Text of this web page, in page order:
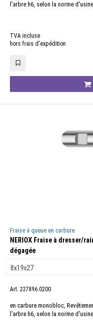
l'arbre h6, selon la norme
TVA incluse
hors frais d'expédition
Fraise à queue en carbure
NERIOX Fraise à dresser/
dégagée
Art. 227896.0200
en carbure monobloc,
l'arbre h6, selon la norme